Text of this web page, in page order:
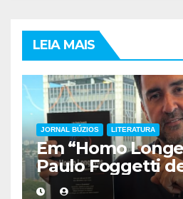
LEIA MAIS
JORNAL BÚZIOS LITERATURA
Em “Homo
Paulo Foggetti
viver mais